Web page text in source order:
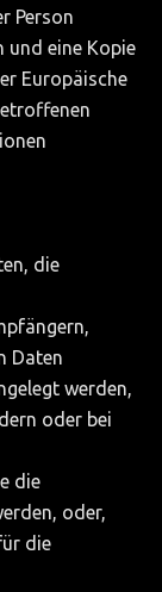
Person
und eine Kopie
Europäische
die
Daten
werden,
oder bei
die
oder,
die